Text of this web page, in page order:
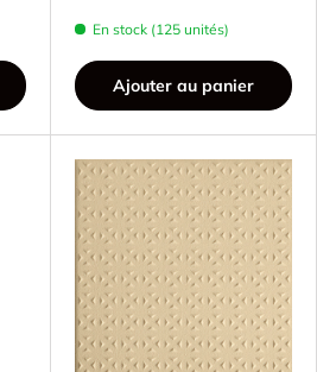
En stock (125 unités)
Ajouter au panier